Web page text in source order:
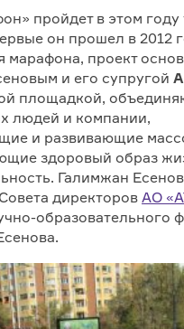
пройдет в этом году
он прошел в 2012
марафона, проект
и его супругой
площадкой,
людей и компании,
и развивающие
здоровый образ
Галимжан
директоров АО
образовательного